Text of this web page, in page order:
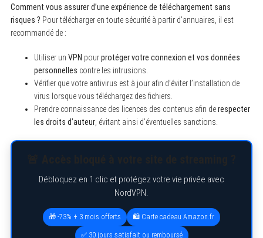
Comment vous assurer d’une expérience de téléchargement sans
risques ? Pour télécharger en toute sécurité à partir d’annuaires, il est
recommandé de :
Utiliser un VPN pourprotéger votre connexion et vos données
personnelles contre les intrusions.
Vérifier que votre antivirus est à jour afin d’éviter l’installation de
virus lorsque vous téléchargez des fichiers.
Prendre connaissance des licences des contenus afin derespecter
les droits d’auteur, évitant ainsi d’éventuelles sanctions.
Débloquez en 1 clic et protégez votre vie privée avec
NordVPN.
🎁 -73% + 3 mois offerts 🛍️ Carte cadeau Amazon.fr
✅ 30 jours satisfait ou remboursé